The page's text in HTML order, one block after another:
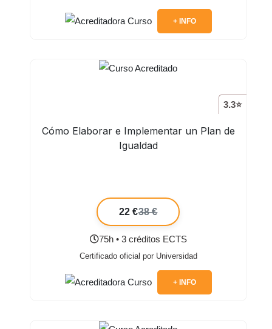
+ INFO
3.3⭐
Cómo Elaborar e Implementar un Plan de
Igualdad
22 €38 €
75h • 3 créditos ECTS
Certificado oficial por Universidad
+ INFO